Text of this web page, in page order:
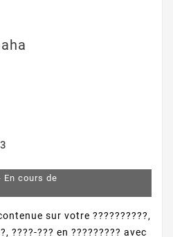
cours de
sur votre ??????????,
????-??? en ????????? avec